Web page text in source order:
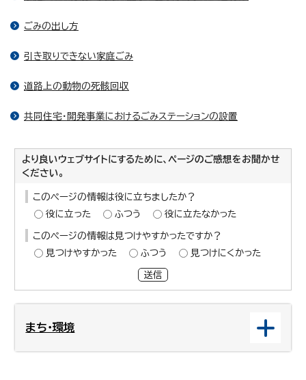
ごみの出し方
引き取りできない家庭ごみ
道路上の動物の死骸回収
共同住宅・開発事業におけるごみステーションの設置
より良いウェブサイトにするために、ページのご感想をお聞かせ
ください。
このページの情報は役に立ちましたか？
役に立った
ふつう 役に立たなかった
このページの情報は見つけやすかったですか？
見つけやすかった
ふつう 見つけにくかった
送信
まち・環境